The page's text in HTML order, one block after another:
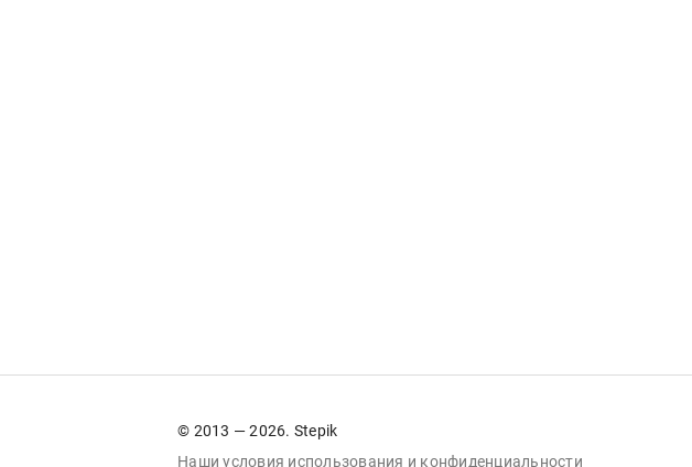
© 2013 — 2026. Stepik
Наши условия использования и конфиденциальности